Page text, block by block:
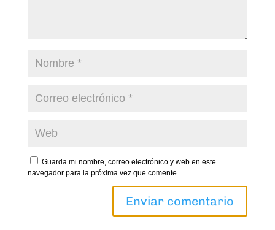
Guarda mi nombre, correo electrónico y web en este
navegador para la próxima vez que comente.